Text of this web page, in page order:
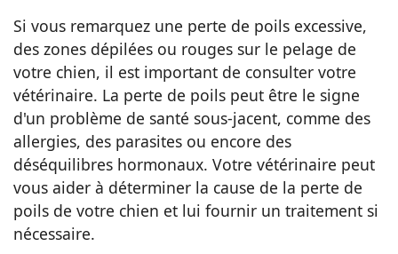
Si vous remarquez une perte de poils excessive,
des zones dépilées ou rouges sur le pelage de
votre chien, il est important de consulter votre
vétérinaire. La perte de poils peut être le signe
d'un problème de santé sous-jacent, comme des
allergies, des parasites ou encore des
déséquilibres hormonaux. Votre vétérinaire peut
vous aider à déterminer la cause de la perte de
poils de votre chien et lui fournir un traitement si
nécessaire.